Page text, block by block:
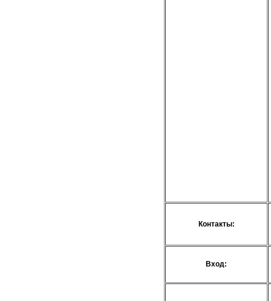
Контакты:
Вход: